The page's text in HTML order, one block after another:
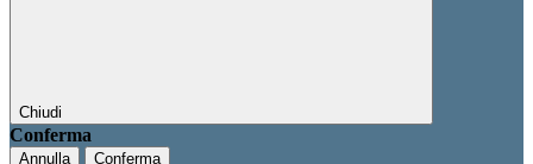
Chiudi
Conferma
Annulla Conferma